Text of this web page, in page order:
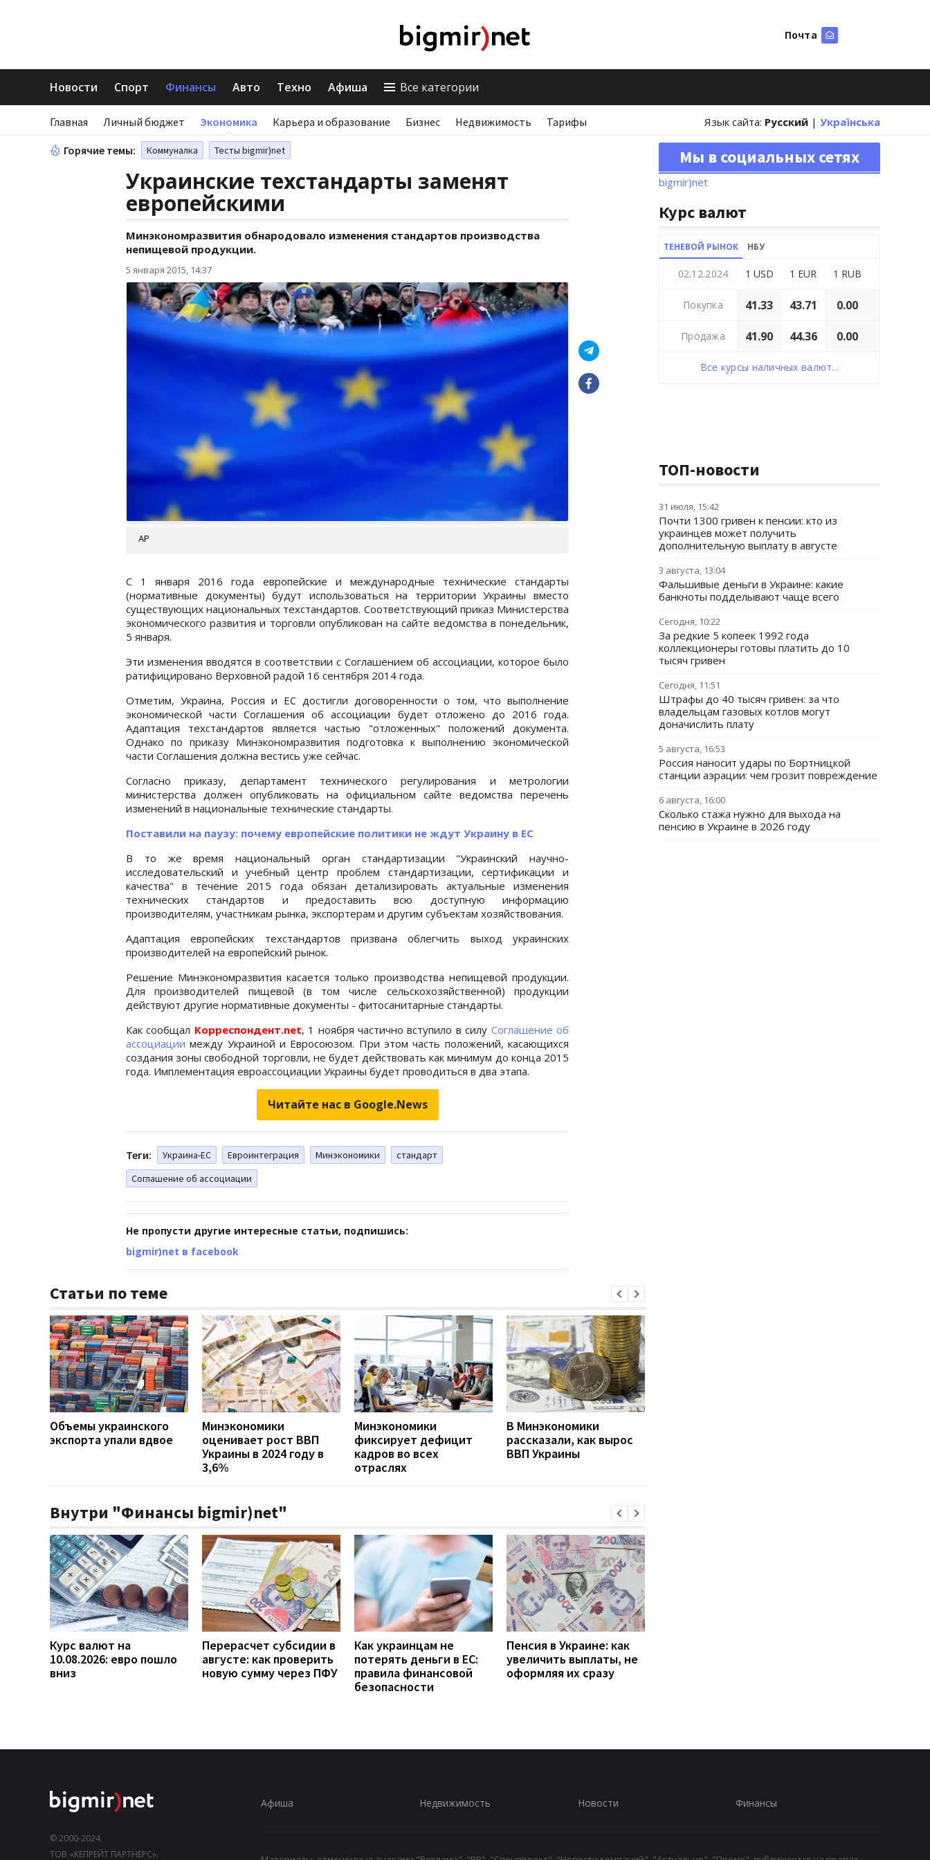
Почта
Новости Спорт Финансы Авто Техно Афиша Все категории
Главная Личный бюджет Экономика Карьера и образование Бизнес Недвижимость Тарифы Язык сайта: Русский | Українська
Горячие темы: Коммуналка Тесты bigmir)net
Украинские техстандарты заменят
европейскими
Минэкономразвития обнародовало изменения стандартов производства
непищевой продукции.
5 января 2015, 14:37
AP
С 1 января 2016 года европейские и международные технические стандарты
(нормативные документы) будут использоваться на территории Украины вместо
существующих национальных техстандартов. Соответствующий приказ Министерства
экономического развития и торговли опубликован на сайте ведомства в понедельник,
5 января.
Эти изменения вводятся в соответствии с Соглашением об ассоциации, которое было
ратифицировано Верховной радой 16 сентября 2014 года.
Отметим, Украина, Россия и ЕС достигли договоренности о том, что выполнение
экономической части Соглашения об ассоциации будет отложено до 2016 года.
Адаптация техстандартов является частью "отложенных" положений документа.
Однако по приказу Минэкономразвития подготовка к выполнению экономической
части Соглашения должна вестись уже сейчас.
Согласно приказу, департамент технического регулирования и метрологии
министерства должен опубликовать на официальном сайте ведомства перечень
изменений в национальные технические стандарты.
Поставили на паузу: почему европейские политики не ждут Украину в ЕС
В то же время национальный орган стандартизации "Украинский научно-
исследовательский и учебный центр проблем стандартизации, сертификации и
качества" в течение 2015 года обязан детализировать актуальные изменения
технических стандартов и предоставить всю доступную информацию
производителям, участникам рынка, экспортерам и другим субъектам хозяйствования.
Адаптация европейских техстандартов призвана облегчить выход украинских
производителей на европейский рынок.
Решение Минэкономразвития касается только производства непищевой продукции.
Для производителей пищевой (в том числе сельскохозяйственной) продукции
действуют другие нормативные документы - фитосанитарные стандарты.
Как сообщал Корреспондент.net, 1 ноября частично вступило в силу Соглашение об
ассоциации между Украиной и Евросоюзом. При этом часть положений, касающихся
создания зоны свободной торговли, не будет действовать как минимум до конца 2015
года. Имплементация евроассоциации Украины будет проводиться в два этапа.
Читайте нас в Google.News
Теги: Украина-ЕС Евроинтеграция Минэкономики
стандарт
Соглашение об ассоциации
Не пропусти другие интересные статьи, подпишись:
bigmir)net в facebook
Статьи по теме
Объемы украинского
экспорта упали вдвое
Минэкономики
оценивает рост ВВП
Украины в 2024 году в
3,6%
Минэкономики
фиксирует дефицит
кадров во всех
отраслях
В Минэкономики
рассказали, как вырос
ВВП Украины
Внутри "Финансы bigmir)net"
Курс валют на
10.08.2026: евро пошло
вниз
Перерасчет субсидии в
августе: как проверить
новую сумму через ПФУ
Как украинцам не
потерять деньги в ЕС:
правила финансовой
безопасности
Пенсия в Украине: как
увеличить выплаты, не
оформляя их сразу
Мы в социальных сетях
bigmir)net
Курс валют
ТЕНЕВОЙ РЫНОК НБУ
02.12.2024 1 USD 1 EUR 1 RUB
Покупка 41.33 43.71 0.00
Продажа 41.90 44.36 0.00
Все курсы наличных валют...
ТОП-новости
31 июля, 15:42
Почти 1300 гривен к пенсии: кто из
украинцев может получить
дополнительную выплату в августе
3 августа, 13:04
Фальшивые деньги в Украине: какие
банкноты подделывают чаще всего
Сегодня, 10:22
За редкие 5 копеек 1992 года
коллекционеры готовы платить до 10
тысяч гривен
Сегодня, 11:51
Штрафы до 40 тысяч гривен: за что
владельцам газовых котлов могут
доначислить плату
5 августа, 16:53
Россия наносит удары по Бортницкой
станции аэрации: чем грозит повреждение
6 августа, 16:00
Сколько стажа нужно для выхода на
пенсию в Украине в 2026 году
© 2000-2024,
ТОВ «КЕПРЕЙТ ПАРТНЕРС».
Афиша Недвижимость Новости Финансы